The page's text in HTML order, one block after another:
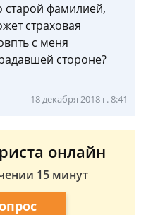
старой фамилией,
страховая
с меня
стороне?
18 декабря 2018 г. 8:41
онлайн
15 минут